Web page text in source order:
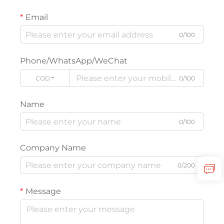
Email
0/100
Phone/WhatsApp/WeChat
CODE 0/100
Name
0/100
Company Name
0/200
Message